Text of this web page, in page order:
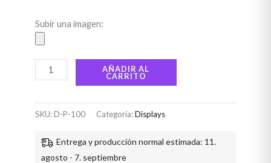
Subir una imagen:
AÑADIR AL
CARRITO
SKU:D-P-100 Categoría:Displays
Entrega y producción normal estimada: 11.
agosto - 7. septiembre